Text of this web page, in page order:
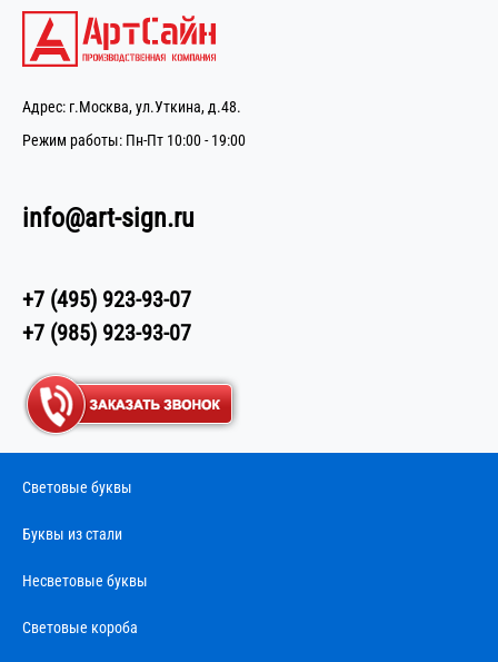
Адрес: г.Москва, ул.Уткина, д.48.
Режим работы: Пн-Пт 10:00 - 19:00
info@art-sign.ru
+7 (495) 923-93-07
+7 (985) 923-93-07
Световые буквы
Буквы из стали
Несветовые буквы
Световые короба